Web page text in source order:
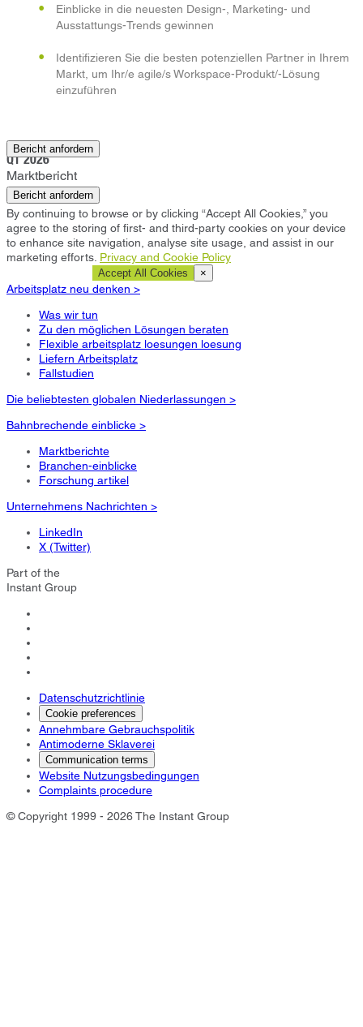
Einblicke in die neuesten Design-, Marketing- und
Ausstattungs-Trends gewinnen
Identifizieren Sie die besten potenziellen Partner in Ihrem
Markt, um Ihr/e agile/s Workspace-Produkt/-Lösung
einzuführen
Bericht anfordern
Shanghai
Q1 2026
Marktbericht
Bericht anfordern
By continuing to browse or by clicking “Accept All Cookies,” you
agree to the storing of first- and third-party cookies on your device
to enhance site navigation, analyse site usage, and assist in our
marketing efforts. Privacy and Cookie Policy
Accept All Cookies ×
Arbeitsplatz neu denken >
Was wir tun
Zu den möglichen Lösungen beraten
Flexible arbeitsplatz loesungen loesung
Liefern Arbeitsplatz
Fallstudien
Die beliebtesten globalen Niederlassungen >
Bahnbrechende einblicke >
Marktberichte
Branchen-einblicke
Forschung artikel
Unternehmens Nachrichten >
LinkedIn
X (Twitter)
Part of the
Instant Group
Datenschutzrichtlinie
Cookie preferences
Annehmbare Gebrauchspolitik
Antimoderne Sklaverei
Communication terms
Website Nutzungsbedingungen
Complaints procedure
© Copyright 1999 - 2026 The Instant Group